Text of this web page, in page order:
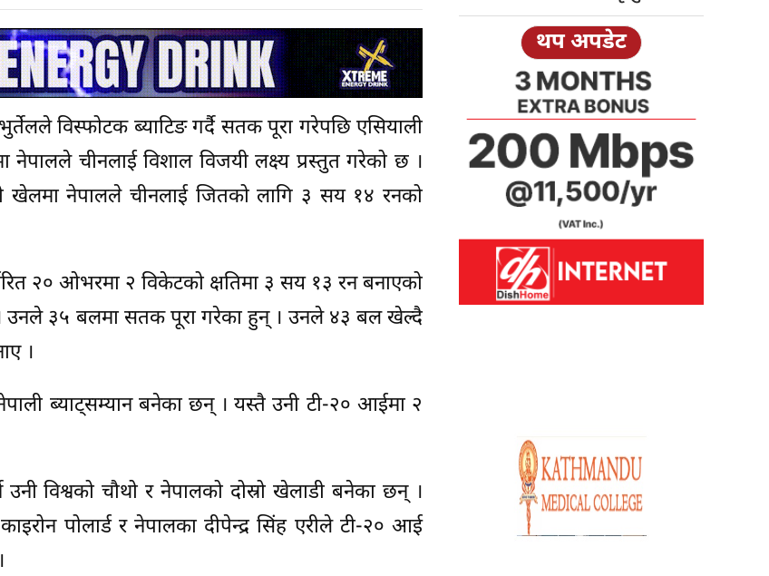
विस्फोटक ब्याटिङ गर्दै सतक पूरा गरेपछि एसियाली
चीनलाई विशाल विजयी लक्ष्य प्रस्तुत गरेको छ ।
खेलमा नेपालले चीनलाई जितको लागि ३ सय १४ रनको
२० ओभरमा २ विकेटको क्षतिमा ३ सय १३ रन बनाएको
उनले ३५ बलमा सतक पूरा गरेका हुन् । उनले ४३ बल खेल्दै
।
ब्याट्सम्यान बनेका छन् । यस्तै उनी टी-२० आईमा २
विश्वको चौथो र नेपालको दोस्रो खेलाडी बनेका छन् ।
पोलार्ड र नेपालका दीपेन्द्र सिंह एरीले टी-२० आई
थप अपडेट